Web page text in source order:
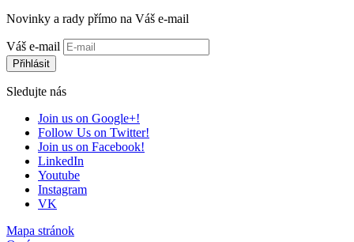
Novinky a rady přímo na Váš e-mail
Váš e-mail
Sledujte nás
Join us on Google+!
Follow Us on Twitter!
Join us on Facebook!
LinkedIn
Youtube
Instagram
VK
Mapa stránok